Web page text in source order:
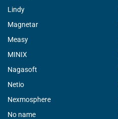
Lindy
Magnetar
Measy
MINIX
Nagasoft
Netio
Nexmosphere
No name